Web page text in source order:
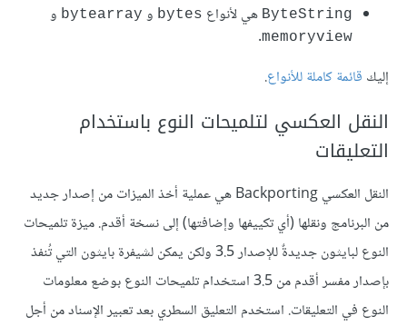
ByteString هي لأنواع bytes و bytearray و
memoryview
.
إليك قائمة كاملة للأنواع.
النقل العكسي لتلميحات النوع باستخدام
التعليقات
النقل العكسي Backporting هي عملية أخذ الميزات من إصدار جديد
من البرنامج ونقلها (أي تكييفها وإضافتها) إلى نسخة أقدم. ميزة تلميحات
النوع لبايثون جديدةٌ للإصدار 3.5 ولكن يمكن لشيفرة بايثون التي تُنفذ
بإصدار مفسر أقدم من 3.5 استخدام تلميحات النوع بوضع معلومات
النوع في التعليقات. استخدم التعليق السطري بعد تعبير الإسناد من أجل